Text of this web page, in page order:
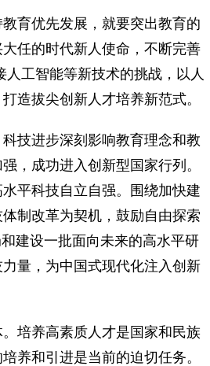
育优先发展，就要突出教育的
任的时代新人使命，不断完善
工智能等新技术的挑战，以人
造拔尖创新人才培养新范式。
技进步深刻影响教育理念和教
，成功进入创新型国家行列。
平科技自立自强。围绕加快建
制改革为契机，鼓励自由探索
建设一批面向未来的高水平研
量，为中国式现代化注入创新
培养高素质人才是国家和民族
养和引进是当前的迫切任务。